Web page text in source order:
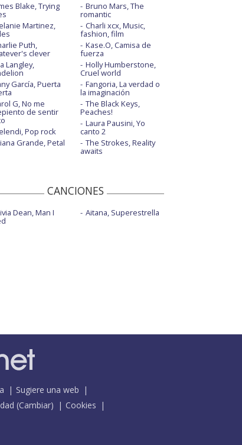
Blake, Trying
Martinez,
Puth,
clever
Langley,
García, Puerta
G, No me
de sentir
Pop rock
Grande, Petal
Bruno Mars, The
romantic
Charli xcx, Music,
fashion, film
Kase.O, Camisa de
fuerza
Holly Humberstone,
Cruel world
Fangoria, La verdad o
la imaginación
The Black Keys,
Peaches!
Laura Pausini, Yo
canto 2
The Strokes, Reality
awaits
CANCIONES
Dean, Man I Aitana, Superestrella
Sugiere una web
(Cambiar)
Cookies